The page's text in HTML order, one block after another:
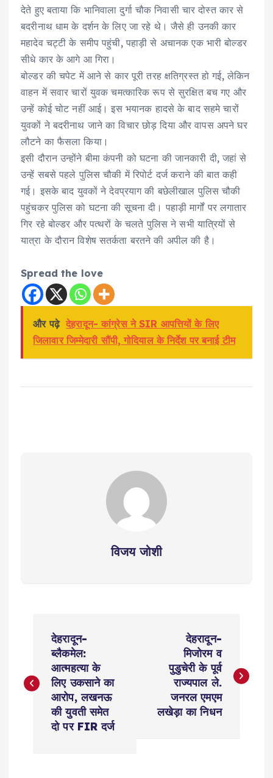
देते हुए बताया कि भानिवाला दुर्गा चौक निवासी चार दोस्त कार से
बदरीनाथ धाम के दर्शन के लिए जा रहे थे। जैसे ही उनकी कार
महादेव चट्टी के समीप पहुंची, पहाड़ी से अचानक एक भारी बोल्डर
सीधे कार के आगे आ गिरा।
बोल्डर की चपेट में आने से कार पूरी तरह क्षतिग्रस्त हो गई, लेकिन
वाहन में सवार चारों युवक चमत्कारिक रूप से सुरक्षित बच गए और
उन्हें कोई चोट नहीं आई। इस भयानक हादसे के बाद सहमे चारों
युवकों ने बदरीनाथ जाने का विचार छोड़ दिया और वापस अपने घर
लौटने का फैसला किया।
इसी दौरान उन्होंने बीमा कंपनी को घटना की जानकारी दी, जहां से
उन्हें सबसे पहले पुलिस चौकी में रिपोर्ट दर्ज कराने की बात कही
गई। इसके बाद युवकों ने देवप्रयाग की बछेलीखाल पुलिस चौकी
पहुंचकर पुलिस को घटना की सूचना दी। पहाड़ी मार्गों पर लगातार
गिर रहे बोल्डर और पत्थरों के चलते पुलिस ने सभी यात्रियों से
यात्रा के दौरान विशेष सतर्कता बरतने की अपील की है।
Spread the love
और पढ़े देहरादून- कांग्रेस ने SIR आपत्तियों के लिए
जिलावार जिम्मेदारी सौंपी, गोदियाल के निर्देश पर बनाई टीम
विजय जोशी
s
देहरादून-
ब्लैकमेल:
आत्महत्या के
लिए उकसाने का
आरोप, लखनऊ
की युवती समेत
दो पर FIR दर्ज
देहरादून-
मिजोरम व
पुडुचेरी के पूर्व
राज्यपाल ले.
जनरल एमएम
लखेड़ा का निधन